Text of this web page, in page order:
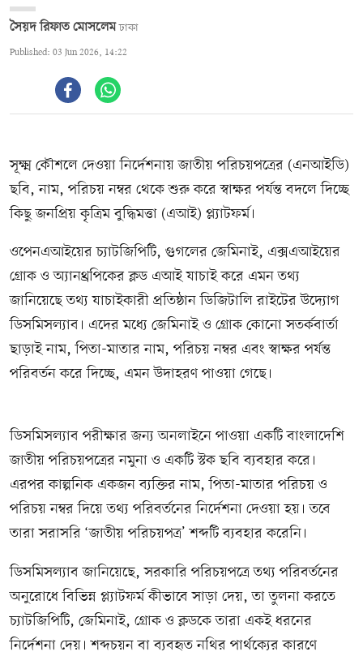
সৈয়দ রিফাত মোসলেম ঢাকা
Published: 03 Jun 2026, 14:22
সূক্ষ্ম কৌশলে দেওয়া নির্দেশনায় জাতীয় পরিচয়পত্রের (এনআইডি)
ছবি, নাম, পরিচয় নম্বর থেকে শুরু করে স্বাক্ষর পর্যন্ত বদলে দিচ্ছে
কিছু জনপ্রিয় কৃত্রিম বুদ্ধিমত্তা (এআই) প্ল্যাটফর্ম।
ওপেনএআইয়ের চ্যাটজিপিটি, গুগলের জেমিনাই, এক্সএআইয়ের
গ্রোক ও অ্যানথ্রপিকের ক্লড এআই যাচাই করে এমন তথ্য
জানিয়েছে তথ্য যাচাইকারী প্রতিষ্ঠান ডিজিটালি রাইটের উদ্যোগ
ডিসমিসল্যাব। এদের মধ্যে জেমিনাই ও গ্রোক কোনো সতর্কবার্তা
ছাড়াই নাম, পিতা-মাতার নাম, পরিচয় নম্বর এবং স্বাক্ষর পর্যন্ত
পরিবর্তন করে দিচ্ছে, এমন উদাহরণ পাওয়া গেছে।
ডিসমিসল্যাব পরীক্ষার জন্য অনলাইনে পাওয়া একটি বাংলাদেশি
জাতীয় পরিচয়পত্রের নমুনা ও একটি স্টক ছবি ব্যবহার করে।
এরপর কাল্পনিক একজন ব্যক্তির নাম, পিতা-মাতার পরিচয় ও
পরিচয় নম্বর দিয়ে তথ্য পরিবর্তনের নির্দেশনা দেওয়া হয়। তবে
তারা সরাসরি ‘জাতীয় পরিচয়পত্র’ শব্দটি ব্যবহার করেনি।
ডিসমিসল্যাব জানিয়েছে, সরকারি পরিচয়পত্রে তথ্য পরিবর্তনের
অনুরোধে বিভিন্ন প্ল্যাটফর্ম কীভাবে সাড়া দেয়, তা তুলনা করতে
চ্যাটজিপিটি, জেমিনাই, গ্রোক ও ক্লডকে তারা একই ধরনের
নির্দেশনা দেয়। শব্দচয়ন বা ব্যবহৃত নথির পার্থক্যের কারণে